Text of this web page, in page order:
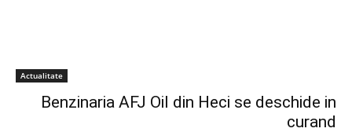
Actualitate
Benzinaria AFJ Oil din Heci se deschide in
curand